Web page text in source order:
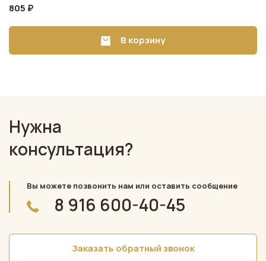
805 ₽
В корзину
Нужна
консультация?
Вы можете позвонить нам или оставить сообщение
8 916 600-40-45
Заказать обратный звонок